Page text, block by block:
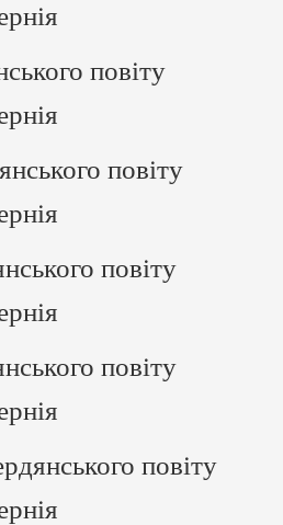
повіту
повіту
повіту
повіту
повіту